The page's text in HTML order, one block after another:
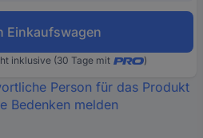
Einkaufswagen
inklusive (30 Tage mit )
Person für das Produkt
Bedenken melden